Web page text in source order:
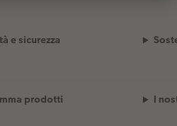
e sicurezza
prodotti I